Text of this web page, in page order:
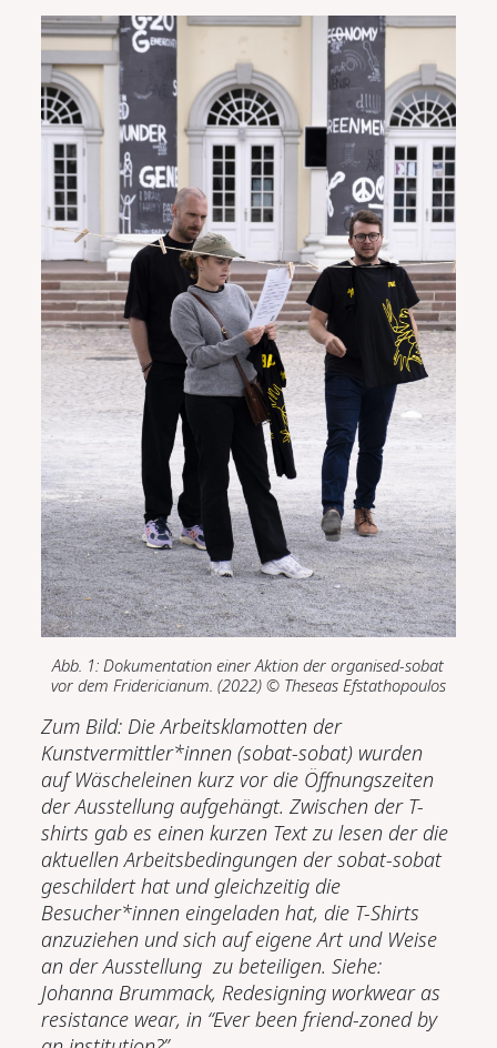
Abb. 1: Dokumentation einer Aktion derorganised-sobat
vor dem Fridericianum. (2022)© Theseas Efstathopoulos
Zum Bild: Die Arbeitsklamotten der
Kunstvermittler*innen (sobat-sobat) wurden
auf Wäscheleinen kurz vor die Öffnungszeiten
der Ausstellung aufgehängt. Zwischen der T-
shirts gab es einen kurzen Text zu lesen der die
aktuellen Arbeitsbedingungen der sobat-sobat
geschildert hat und gleichzeitig die
Besucher*innen eingeladen hat, die T-Shirts
anzuziehen und sich auf eigene Art und Weise
an der Ausstellung zu beteiligen. Siehe:
Johanna Brummack, Redesigning workwear as
resistance wear, in “Ever been friend-zoned by